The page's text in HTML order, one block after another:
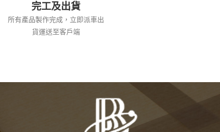
完工及出貨
所有產品製作完成，立即派車出
貨運送至客戶端